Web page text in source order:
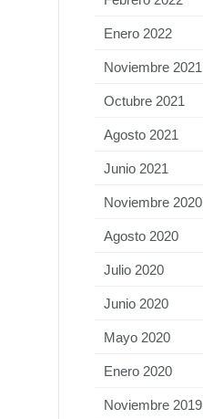
Enero 2022
Noviembre 2021
Octubre 2021
Agosto 2021
Junio 2021
Noviembre 2020
Agosto 2020
Julio 2020
Junio 2020
Mayo 2020
Enero 2020
Noviembre 2019